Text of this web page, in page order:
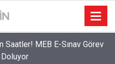
MEB E-Sınav Görev
Doluyor
İşte MEB’in En Çok
Branş!